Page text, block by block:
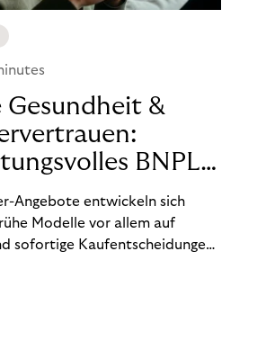
Gesundheit &
BNPL
Angebote entwickeln sich
Modelle vor allem auf
sofortige Kaufentscheidungen
und